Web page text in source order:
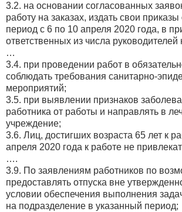
3.2. на основании согласованных
работу на заказах, издать свои
период с 6 по 10 апреля 2020 года, в
ответственных из числа
…
3.4. при проведении работ в
соблюдать требования санитарно-
мероприятий;
3.5. при выявлении признаков
работника от работы и направлять в
учреждение;
3.6. Лиц, достигших возраста 65 лет к
апреля 2020 года к работе не
….
3.9. По заявлениям работников по
предоставлять отпуска вне
условии обеспечения выполнения
на подразделение в указанный период;